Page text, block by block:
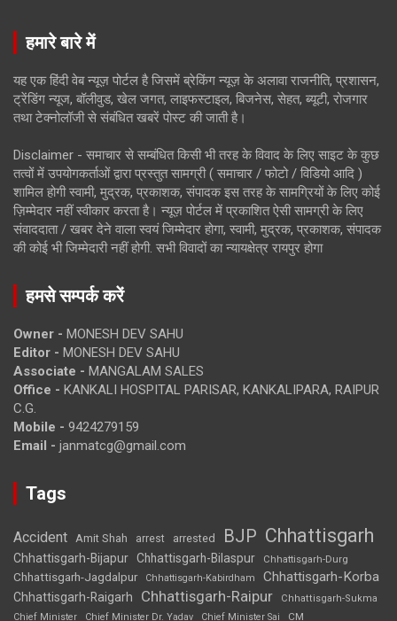
हमारे बारे में
यह एक हिंदी वेब न्यूज़ पोर्टल है जिसमें ब्रेकिंग न्यूज़ के अलावा राजनीति, प्रशासन,
ट्रेंडिंग न्यूज, बॉलीवुड, खेल जगत, लाइफस्टाइल, बिजनेस, सेहत, ब्यूटी, रोजगार
तथा टेक्नोलॉजी से संबंधित खबरें पोस्ट की जाती है।
Disclaimer - समाचार से सम्बंधित किसी भी तरह के विवाद के लिए साइट के कुछ
तत्वों में उपयोगकर्ताओं द्वारा प्रस्तुत सामग्री ( समाचार / फोटो / विडियो आदि )
शामिल होगी स्वामी, मुद्रक, प्रकाशक, संपादक इस तरह के सामग्रियों के लिए कोई
ज़िम्मेदार नहीं स्वीकार करता है। न्यूज़ पोर्टल में प्रकाशित ऐसी सामग्री के लिए
संवाददाता / खबर देने वाला स्वयं जिम्मेदार होगा, स्वामी, मुद्रक, प्रकाशक, संपादक
की कोई भी जिम्मेदारी नहीं होगी. सभी विवादों का न्यायक्षेत्र रायपुर होगा
हमसे सम्पर्क करें
Owner - MONESH DEV SAHU
Editor - MONESH DEV SAHU
Associate - MANGALAM SALES
Office - KANKALI HOSPITAL PARISAR, KANKALIPARA, RAIPUR
C.G.
Mobile - 9424279159
Email - janmatcg@gmail.com
Tags
Accident Amit Shah arrest arrested BJP Chhattisgarh
Chhattisgarh-Bijapur Chhattisgarh-Bilaspur Chhattisgarh-Durg
Chhattisgarh-Jagdalpur Chhattisgarh-Kabirdham Chhattisgarh-Korba
Chhattisgarh-Raigarh Chhattisgarh-Raipur
Chhattisgarh-Sukma
Chief Minister
Chief Minister Dr. Yadav Chief Minister Sai CM